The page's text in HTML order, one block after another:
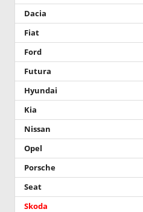
Dacia
Fiat
Ford
Futura
Hyundai
Kia
Nissan
Opel
Porsche
Seat
Skoda